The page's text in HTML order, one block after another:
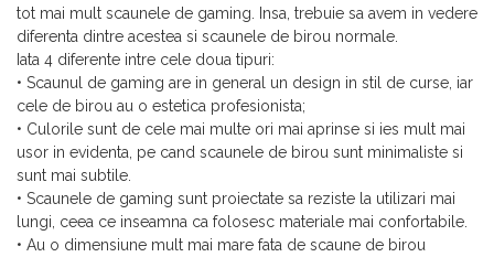
tot mai mult scaunele de gaming. Insa, trebuie sa avem in vedere
diferenta dintre acestea si scaunele de birou normale.
Iata 4 diferente intre cele doua tipuri:
• Scaunul de gaming are in general un design in stil de curse, iar
cele de birou au o estetica profesionista;
• Culorile sunt de cele mai multe ori mai aprinse si ies mult mai
usor in evidenta, pe cand scaunele de birou sunt minimaliste si
sunt mai subtile.
• Scaunele de gaming sunt proiectate sa reziste la utilizari mai
lungi, ceea ce inseamna ca folosesc materiale mai confortabile.
• Au o dimensiune mult mai mare fata de scaune de birou